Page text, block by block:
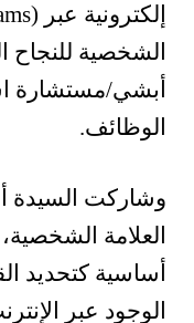
إلكترونية عبر (MS Teams) بعنوان
الشخصية للنجاح
أبشي/مستشارة
الوظائف.
وشاركت السيدة
العلامة
أساسية كتحديد
الوجود عبر